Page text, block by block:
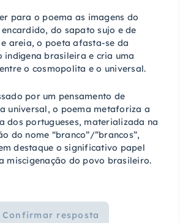
para o poema as imagens do
do sapato sujo e de
areia, o poeta afasta-se da
indígena brasileira e cria uma
o cosmopolita e o universal.
por um pensamento de
universal, o poema metaforiza a
dos portugueses, materializada na
do nome “branco”/”brancos”,
destaque o significativo papel
miscigenação do povo brasileiro.
Confirmar resposta